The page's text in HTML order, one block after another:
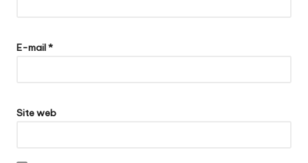
E-mail*
Site web